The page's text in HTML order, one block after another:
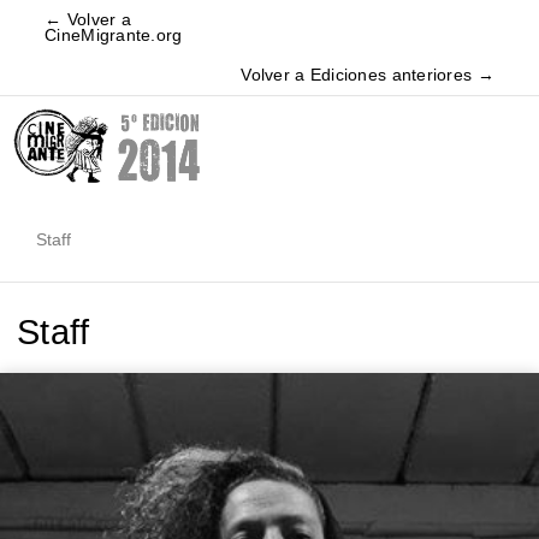
← Volver a
CineMigrante.org
Volver a Ediciones anteriores →
Staff
Staff